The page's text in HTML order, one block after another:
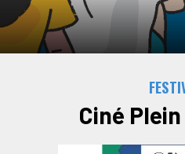
Ciné